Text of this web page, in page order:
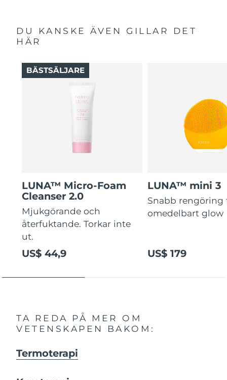
DU KANSKE ÄVEN GILLAR DET
HÄR
LUNA™ Micro-Foam
Cleanser 2.0
Mjukgörande och
återfuktande. Torkar inte
ut.
US$ 44,9
BÄSTSÄLJARE
LUNA™ mini 3
Snabb rengöring
omedelbart glow
US$ 179
TA REDA PÅ MER OM
VETENSKAPEN BAKOM:
Termoterapi